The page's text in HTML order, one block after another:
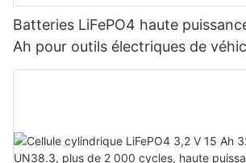
Batteries LiFePO4 haute
Ah pour outils électriques de
électriques